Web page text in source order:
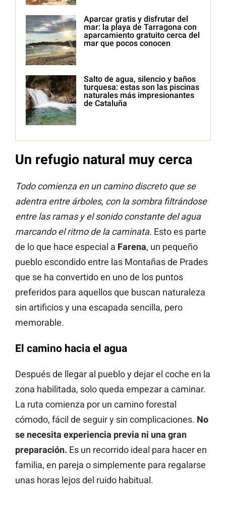
Aparcar gratis y disfrutar del
mar: la playa de Tarragona con
aparcamiento gratuito cerca del
mar que pocos conocen
Salto de agua, silencio y baños
turquesa: estas son las piscinas
naturales más impresionantes
de Cataluña
Un refugio natural muy cerca
Todo comienza en un camino discreto que se
adentra entre árboles, con la sombra filtrándose
entre las ramas y el sonido constante del agua
marcando el ritmo de la caminata. Esto es parte
de lo que hace especial a Farena, un pequeño
pueblo escondido entre las Montañas de Prades
que se ha convertido en uno de los puntos
preferidos para aquellos que buscan naturaleza
sin artificios y una escapada sencilla, pero
memorable.
El camino hacia el agua
Después de llegar al pueblo y dejar el coche en la
zona habilitada, solo queda empezar a caminar.
La ruta comienza por un camino forestal
cómodo, fácil de seguir y sin complicaciones. No
se necesita experiencia previa ni una gran
preparación. Es un recorrido ideal para hacer en
familia, en pareja o simplemente para regalarse
unas horas lejos del ruido habitual.